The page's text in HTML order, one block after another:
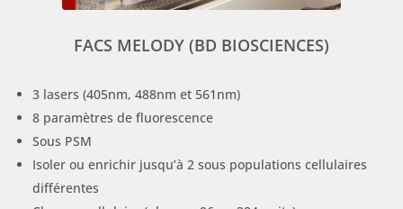
FACS MELODY (BD BIOSCIENCES)
3 lasers (405nm, 488nm et 561nm)
8 paramètres de fluorescence
Sous PSM
Isoler ou enrichir jusqu’à 2 sous populations cellulaires
différentes